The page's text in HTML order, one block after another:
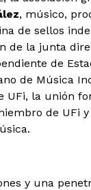
, músico,
de sellos
de la junta
de
de Música
la unión
de UFi
y una